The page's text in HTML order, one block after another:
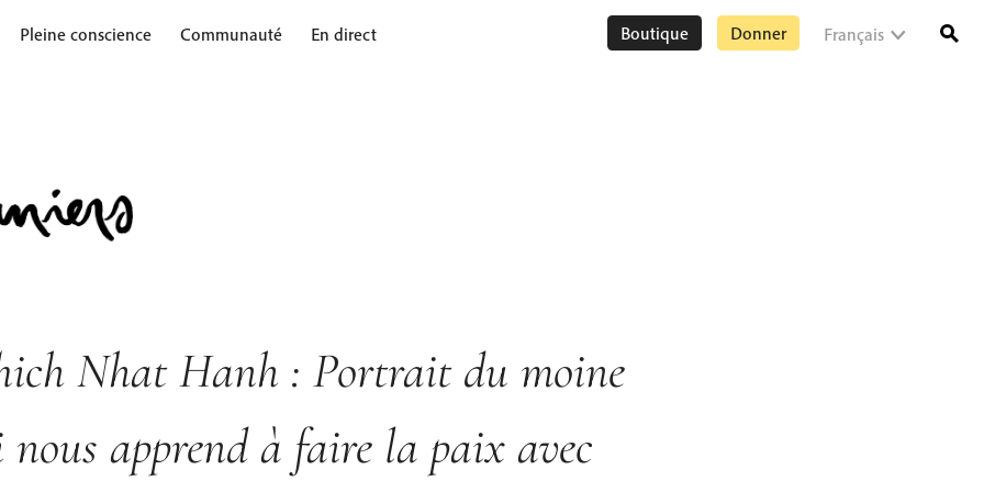
Pleine conscience Communauté En direct Boutique Donner Français
Nhat Hanh : Portrait du moine
nous apprend à faire la paix avec